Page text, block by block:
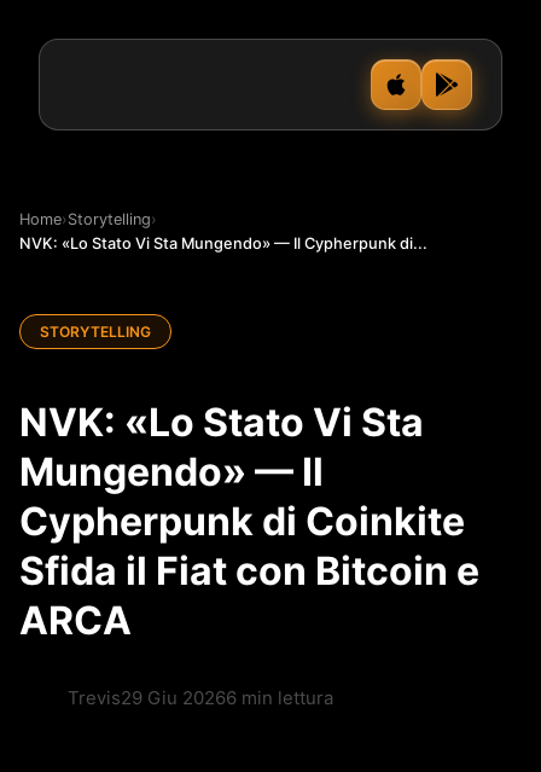
Home›Storytelling›
NVK: «Lo Stato Vi Sta Mungendo» — Il Cypherpunk di...
STORYTELLING
NVK: «Lo Stato Vi Sta
Mungendo» — Il
Cypherpunk di Coinkite
Sfida il Fiat con Bitcoin e
ARCA
Trevis29 Giu 20266 min lettura